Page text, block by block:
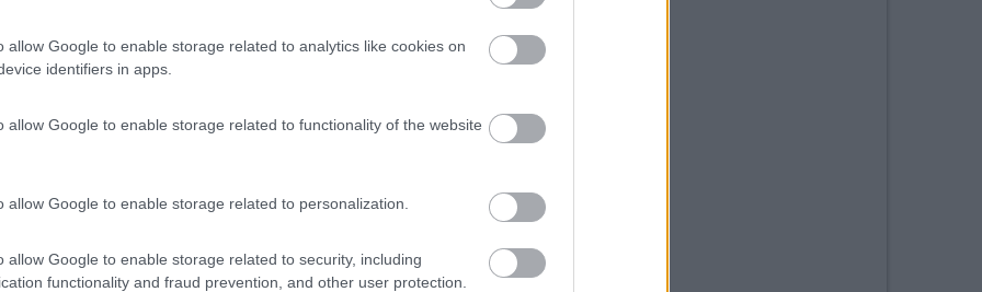
allow Google to enable storage related to analytics like cookies on
identifiers in apps.
allow Google to enable storage related to functionality of the website
allow Google to enable storage related to personalization.
allow Google to enable storage related to security, including
functionality and fraud prevention, and other user protection.